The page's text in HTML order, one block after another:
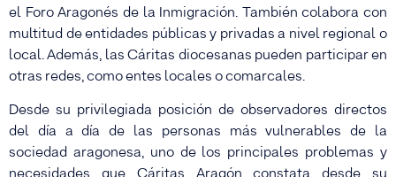
el Foro Aragonés de la Inmigración. También colabora con
multitud de entidades públicas y privadas a nivel regional o
local. Además, las Cáritas diocesanas pueden participar en
otras redes, como entes locales o comarcales.
Desde su privilegiada posición de observadores directos
del día a día de las personas más vulnerables de la
sociedad aragonesa, uno de los principales problemas y
necesidades que Cáritas Aragón constata desde su